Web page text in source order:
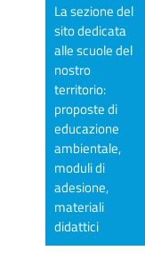
La sezione del
sito dedicata
alle scuole del
nostro
territorio:
proposte di
educazione
ambientale,
moduli di
adesione,
materiali
didattici